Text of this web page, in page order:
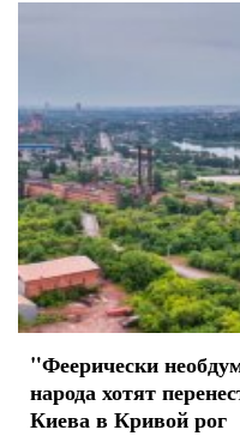
"Феерически
народа хотят
Киева в Кривой рог